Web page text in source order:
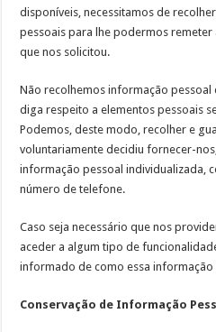
disponíveis, necessitamos de
pessoais para lhe podermos
que nos solicitou.
Não recolhemos informação
diga respeito a elementos pessoais
Podemos, deste modo, recolher e
voluntariamente decidiu fornecer-
informação pessoal individualizada,
número de telefone.
Caso seja necessário que nos
aceder a algum tipo de
informado de como essa informação
Conservação de Informação